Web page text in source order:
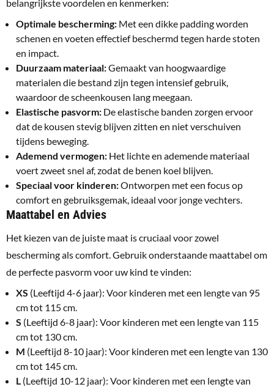
belangrijkste voordelen en kenmerken:
Optimale bescherming: Met een dikke padding worden
schenen en voeten effectief beschermd tegen harde stoten
en impact.
Duurzaam materiaal:Gemaakt van hoogwaardige
materialen die bestand zijn tegen intensief gebruik,
waardoor de scheenkousen lang meegaan.
Elastische pasvorm: De elastische banden zorgen ervoor
dat de kousen stevig blijven zitten en niet verschuiven
tijdens beweging.
Ademend vermogen: Het lichte en ademende materiaal
voert zweet snel af, zodat de benen koel blijven.
Speciaal voor kinderen:Ontworpen met een focus op
comfort en gebruiksgemak, ideaal voor jonge vechters.
Maattabel en Advies
Het kiezen van de juiste maat is cruciaal voor zowel
bescherming als comfort. Gebruik onderstaande maattabel om
de perfecte pasvorm voor uw kind te vinden:
XS (Leeftijd 4-6 jaar): Voor kinderen met een lengte van 95
cm tot 115 cm.
S (Leeftijd 6-8 jaar): Voor kinderen met een lengte van 115
cm tot 130 cm.
M (Leeftijd 8-10 jaar): Voor kinderen met een lengte van 130
cm tot 145 cm.
L (Leeftijd 10-12 jaar): Voor kinderen met een lengte van